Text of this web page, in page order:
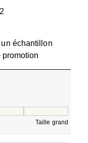
échantillon
Taille grand